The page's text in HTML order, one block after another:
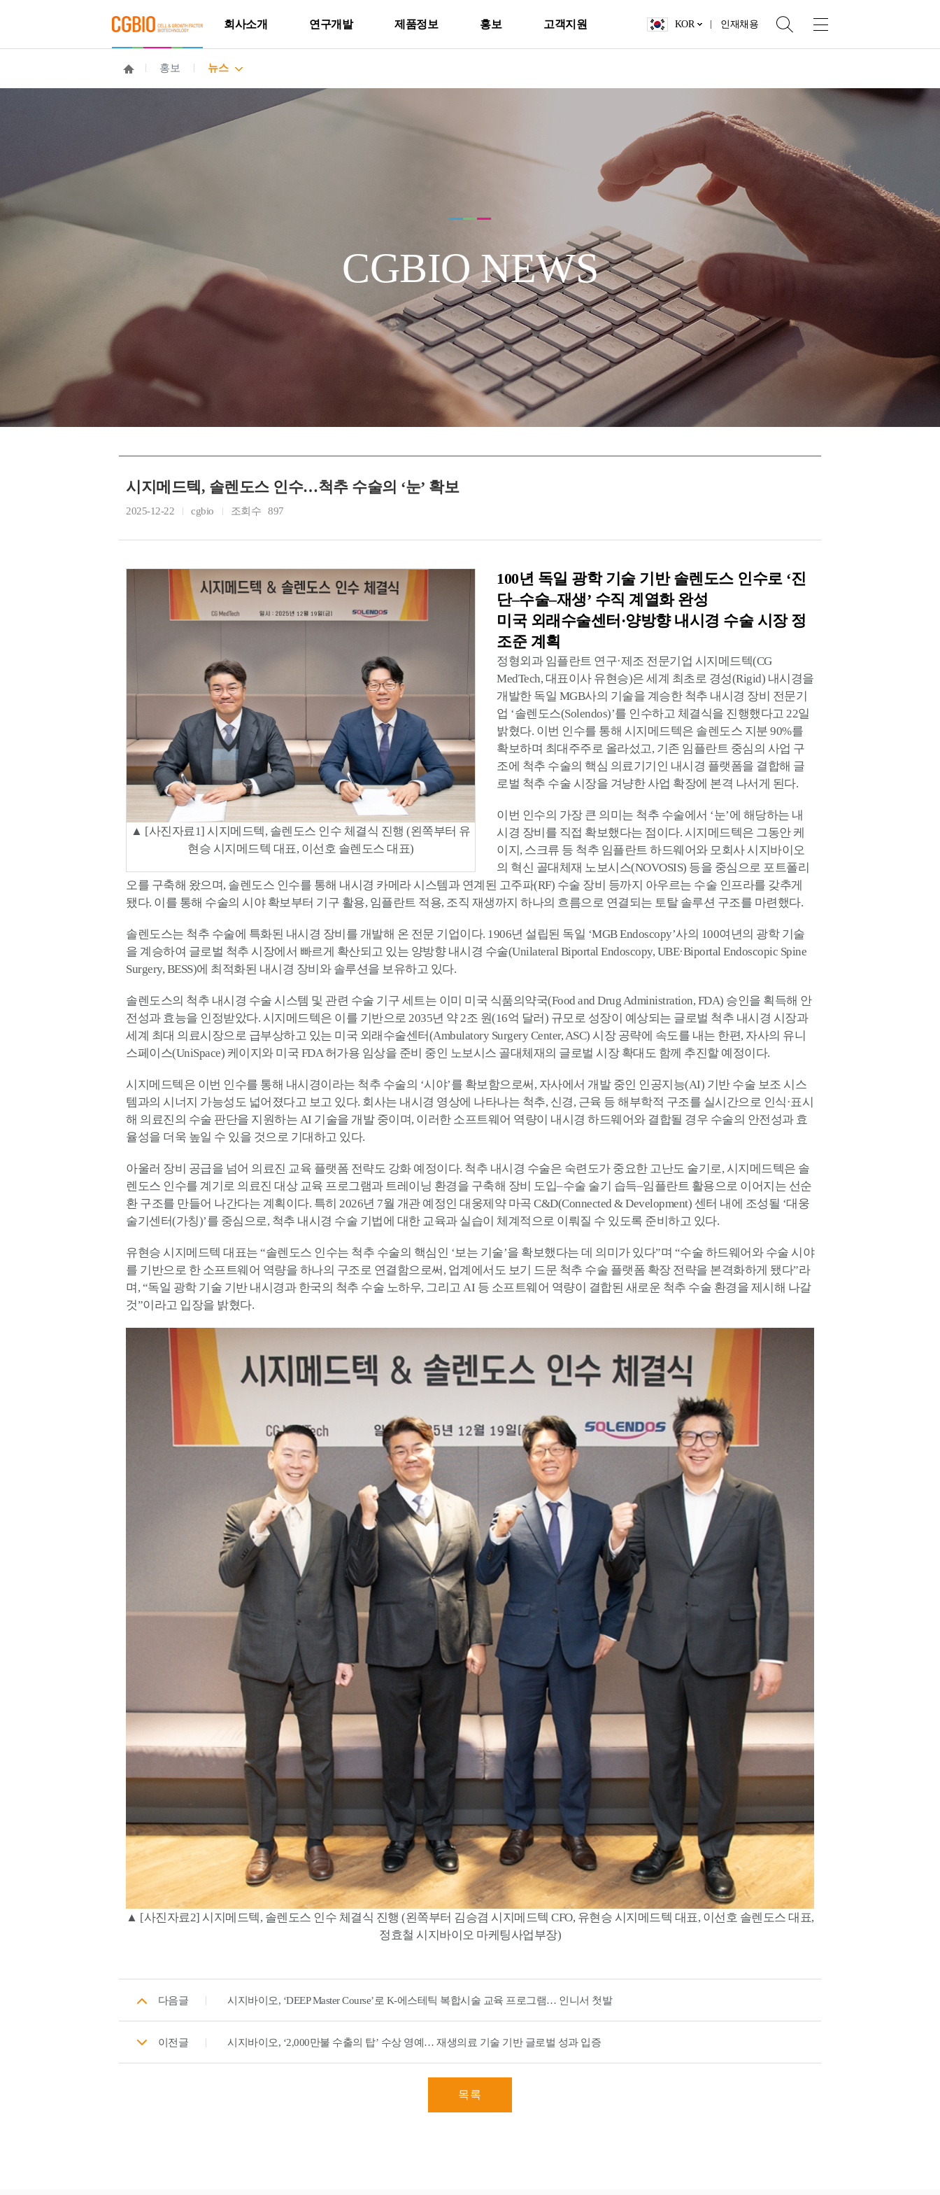
회사소개 연구개발 제품정보 홍보 고객지원 KOR 인재채용
홍보 뉴스
CGBIO NEWS
시지메드텍, 솔렌도스 인수…척추 수술의 ‘눈’ 확보
2025-12-22 cgbio 조회수 897
▲ [사진자료1] 시지메드텍, 솔렌도스 인수 체결식 진행 (왼쪽부터 유
현승 시지메드텍 대표, 이선호 솔렌도스 대표)
100년 독일 광학 기술 기반 솔렌도스 인수로 ‘진
단–수술–재생’ 수직 계열화 완성
미국 외래수술센터·양방향 내시경 수술 시장 정
조준 계획
정형외과 임플란트 연구·제조 전문기업 시지메드텍(CG
MedTech, 대표이사 유현승)은 세계 최초로 경성(Rigid) 내시경을
개발한 독일 MGB사의 기술을 계승한 척추 내시경 장비 전문기
업 ‘솔렌도스(Solendos)’를 인수하고 체결식을 진행했다고 22일
밝혔다. 이번 인수를 통해 시지메드텍은 솔렌도스 지분 90%를
확보하며 최대주주로 올라섰고, 기존 임플란트 중심의 사업 구
조에 척추 수술의 핵심 의료기기인 내시경 플랫폼을 결합해 글
로벌 척추 수술 시장을 겨냥한 사업 확장에 본격 나서게 된다.
이번 인수의 가장 큰 의미는 척추 수술에서 ‘눈’에 해당하는 내
시경 장비를 직접 확보했다는 점이다. 시지메드텍은 그동안 케
이지, 스크류 등 척추 임플란트 하드웨어와 모회사 시지바이오
의 혁신 골대체재 노보시스(NOVOSIS) 등을 중심으로 포트폴리
오를 구축해 왔으며, 솔렌도스 인수를 통해 내시경 카메라 시스템과 연계된 고주파(RF) 수술 장비 등까지 아우르는 수술 인프라를 갖추게
됐다. 이를 통해 수술의 시야 확보부터 기구 활용, 임플란트 적용, 조직 재생까지 하나의 흐름으로 연결되는 토탈 솔루션 구조를 마련했다.
솔렌도스는 척추 수술에 특화된 내시경 장비를 개발해 온 전문 기업이다. 1906년 설립된 독일 ‘MGB Endoscopy’사의 100여년의 광학 기술
을 계승하여 글로벌 척추 시장에서 빠르게 확산되고 있는 양방향 내시경 수술(Unilateral Biportal Endoscopy, UBE·Biportal Endoscopic Spine
Surgery, BESS)에 최적화된 내시경 장비와 솔루션을 보유하고 있다.
솔렌도스의 척추 내시경 수술 시스템 및 관련 수술 기구 세트는 이미 미국 식품의약국(Food and Drug Administration, FDA) 승인을 획득해 안
전성과 효능을 인정받았다. 시지메드텍은 이를 기반으로 2035년 약 2조 원(16억 달러) 규모로 성장이 예상되는 글로벌 척추 내시경 시장과
세계 최대 의료시장으로 급부상하고 있는 미국 외래수술센터(Ambulatory Surgery Center, ASC) 시장 공략에 속도를 내는 한편, 자사의 유니
스페이스(UniSpace) 케이지와 미국 FDA 허가용 임상을 준비 중인 노보시스 골대체재의 글로벌 시장 확대도 함께 추진할 예정이다.
시지메드텍은 이번 인수를 통해 내시경이라는 척추 수술의 ‘시야’를 확보함으로써, 자사에서 개발 중인 인공지능(AI) 기반 수술 보조 시스
템과의 시너지 가능성도 넓어졌다고 보고 있다. 회사는 내시경 영상에 나타나는 척추, 신경, 근육 등 해부학적 구조를 실시간으로 인식·표시
해 의료진의 수술 판단을 지원하는 AI 기술을 개발 중이며, 이러한 소프트웨어 역량이 내시경 하드웨어와 결합될 경우 수술의 안전성과 효
율성을 더욱 높일 수 있을 것으로 기대하고 있다.
아울러 장비 공급을 넘어 의료진 교육 플랫폼 전략도 강화 예정이다. 척추 내시경 수술은 숙련도가 중요한 고난도 술기로, 시지메드텍은 솔
렌도스 인수를 계기로 의료진 대상 교육 프로그램과 트레이닝 환경을 구축해 장비 도입–수술 술기 습득–임플란트 활용으로 이어지는 선순
환 구조를 만들어 나간다는 계획이다. 특히 2026년 7월 개관 예정인 대웅제약 마곡 C&D(Connected & Development) 센터 내에 조성될 ‘대웅
술기센터(가칭)’를 중심으로, 척추 내시경 수술 기법에 대한 교육과 실습이 체계적으로 이뤄질 수 있도록 준비하고 있다.
유현승 시지메드텍 대표는 “솔렌도스 인수는 척추 수술의 핵심인 ‘보는 기술’을 확보했다는 데 의미가 있다”며 “수술 하드웨어와 수술 시야
를 기반으로 한 소프트웨어 역량을 하나의 구조로 연결함으로써, 업계에서도 보기 드문 척추 수술 플랫폼 확장 전략을 본격화하게 됐다”라
며, “독일 광학 기술 기반 내시경과 한국의 척추 수술 노하우, 그리고 AI 등 소프트웨어 역량이 결합된 새로운 척추 수술 환경을 제시해 나갈
것”이라고 입장을 밝혔다.
▲ [사진자료2] 시지메드텍, 솔렌도스 인수 체결식 진행 (왼쪽부터 김승겸 시지메드텍 CFO, 유현승 시지메드텍 대표, 이선호 솔렌도스 대표,
정효철 시지바이오 마케팅사업부장)
다음글 시지바이오, ‘DEEP Master Course’로 K-에스테틱 복합시술 교육 프로그램… 인니서 첫발
이전글 시지바이오, ‘2,000만불 수출의 탑’ 수상 영예… 재생의료 기술 기반 글로벌 성과 입증
목록